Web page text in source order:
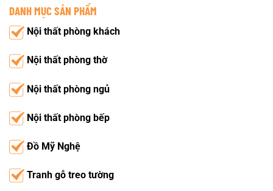
DANH MỤC SẢN PHẨM
Nội thất phòng khách
Nội thất phòng thờ
Nội thất phòng ngủ
Nội thất phòng bếp
Đồ Mỹ Nghệ
Tranh gỗ treo tường